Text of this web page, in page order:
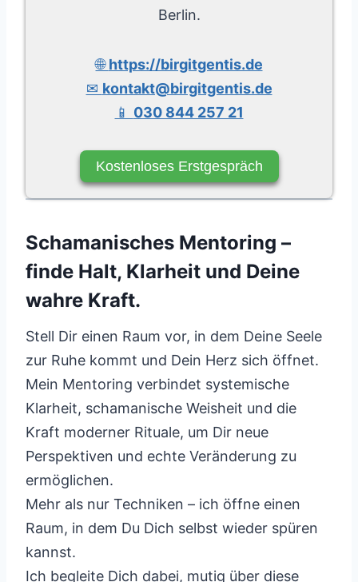
Berlin.
🌐https://birgitgentis.de
✉ kontakt@birgitgentis.de
📱 030 844 257 21
Kostenloses Erstgespräch
Schamanisches Mentoring –
finde Halt, Klarheit und Deine
wahre Kraft.
Stell Dir einen Raum vor, in dem Deine Seele
zur Ruhe kommt und Dein Herz sich öffnet.
Mein Mentoring verbindet systemische
Klarheit, schamanische Weisheit und die
Kraft moderner Rituale, um Dir neue
Perspektiven und echte Veränderung zu
ermöglichen.
Mehr als nur Techniken – ich öffne einen
Raum, in dem Du Dich selbst wieder spüren
kannst.
Ich begleite Dich dabei, mutig über diese